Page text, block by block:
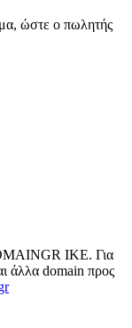
ώστε ο πωλητής
ΙΚΕ. Για
άλλα domain προς